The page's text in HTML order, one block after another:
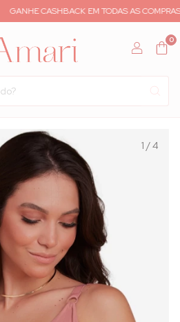
GANHE CASHBACK EM TODAS AS COMPRAS
0
1 /4